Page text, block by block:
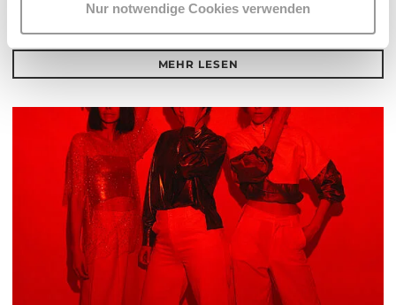
Nur notwendige Cookies verwenden
MEHR LESEN